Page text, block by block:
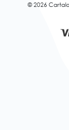
© 2026